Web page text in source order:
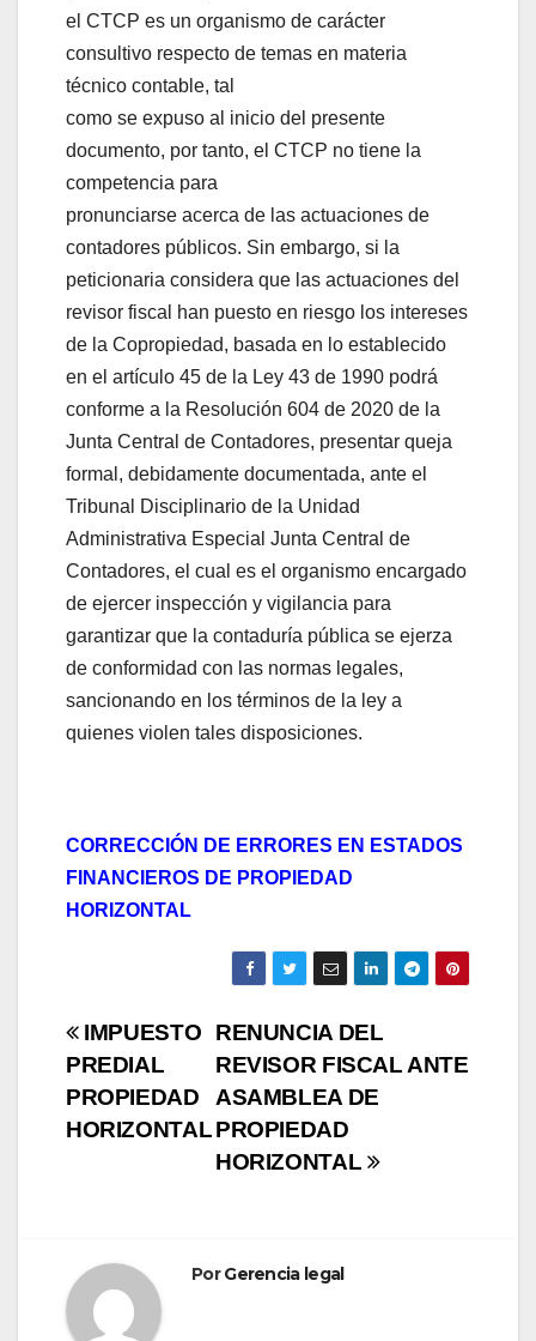
el CTCP es un organismo de carácter
consultivo respecto de temas en materia
técnico contable, tal
como se expuso al inicio del presente
documento, por tanto, el CTCP no tiene la
competencia para
pronunciarse acerca de las actuaciones de
contadores públicos. Sin embargo, si la
peticionaria considera que las actuaciones del
revisor fiscal han puesto en riesgo los intereses
de la Copropiedad, basada en lo establecido
en el artículo 45 de la Ley 43 de 1990 podrá
conforme a la Resolución 604 de 2020 de la
Junta Central de Contadores, presentar queja
formal, debidamente documentada, ante el
Tribunal Disciplinario de la Unidad
Administrativa Especial Junta Central de
Contadores, el cual es el organismo encargado
de ejercer inspección y vigilancia para
garantizar que la contaduría pública se ejerza
de conformidad con las normas legales,
sancionando en los términos de la ley a
quienes violen tales disposiciones.
CORRECCIÓN DE ERRORES EN ESTADOS
FINANCIEROS DE PROPIEDAD
HORIZONTAL
Navegación
de
entradas
RENUNCIA DEL
REVISOR FISCAL ANTE
ASAMBLEA DE
PROPIEDAD
HORIZONTAL
IMPUESTO
PREDIAL
PROPIEDAD
HORIZONTAL
PorGerencia legal